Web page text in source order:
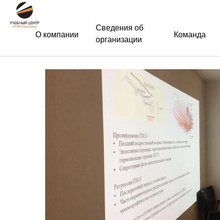
О компании Команда
Сведения об
организации